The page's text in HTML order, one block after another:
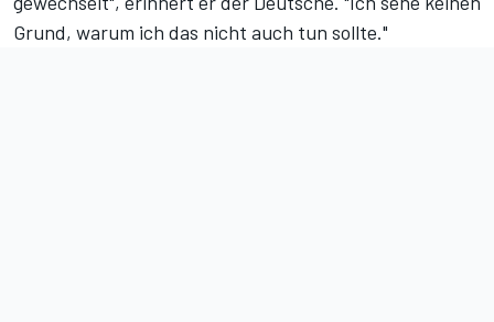
Grund, warum ich das nicht auch tun sollte."